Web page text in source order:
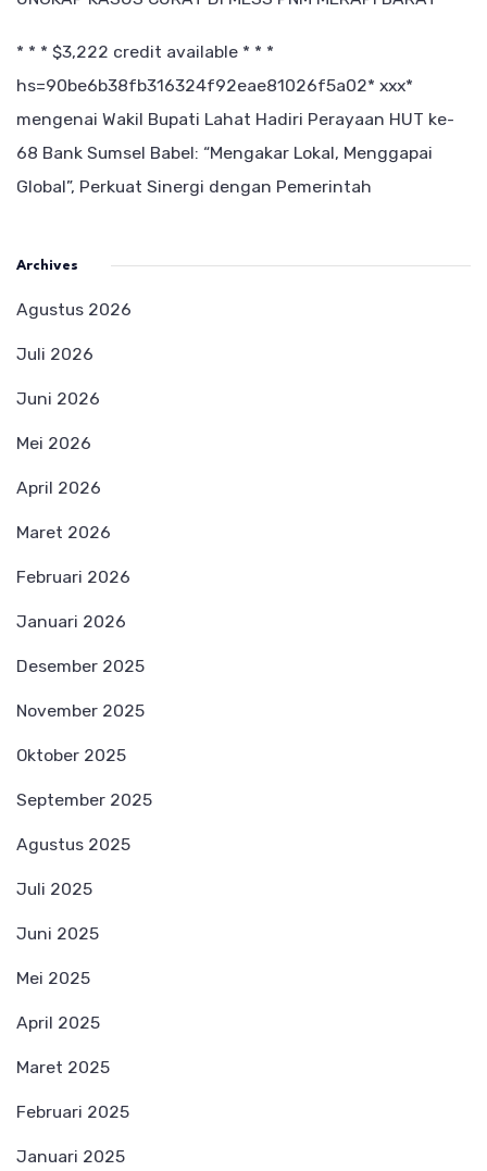
* * * $3,222 credit available * * *
hs=90be6b38fb316324f92eae81026f5a02* ххх*
mengenai Wakil Bupati Lahat Hadiri Perayaan HUT ke-
68 Bank Sumsel Babel: “Mengakar Lokal, Menggapai
Global”, Perkuat Sinergi dengan Pemerintah
Archives
Agustus 2026
Juli 2026
Juni 2026
Mei 2026
April 2026
Maret 2026
Februari 2026
Januari 2026
Desember 2025
November 2025
Oktober 2025
September 2025
Agustus 2025
Juli 2025
Juni 2025
Mei 2025
April 2025
Maret 2025
Februari 2025
Januari 2025